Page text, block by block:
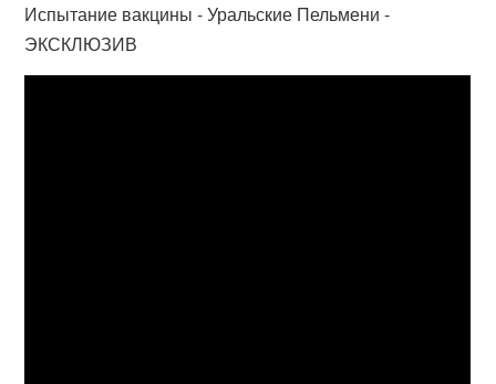
Испытание вакцины - Уральские Пельмени -
ЭКСКЛЮЗИВ